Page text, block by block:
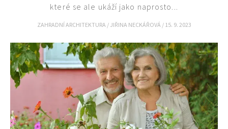
které se ale ukáží jako naprosto...
ZAHRADNÍ ARCHITEKTURA / JIŘINA NECKÁŘOVÁ / 15. 9. 2023